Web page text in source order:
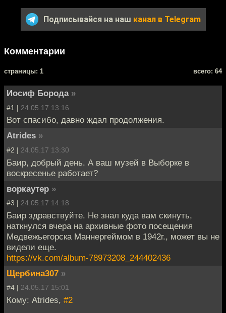
Подписывайся на наш канал в Telegram
Комментарии
cтраницы: 1 всего: 64
Иосиф Борода »
#1 | 24.05.17 13:16
Вот спасибо, давно ждал продолжения.
Atrides »
#2 | 24.05.17 13:30
Баир, добрый день. А ваш музей в Выборке в
воскресенье работает?
воркаутер »
#3 | 24.05.17 14:18
Баир здравствуйте. Не знал куда вам скинуть,
наткнулся вчера на архивные фото посещения
Медвежьегорска Маннергеймом в 1942г., может вы не
видели еще.
https://vk.com/album-78973208_244402436
Щербина307 »
#4 | 24.05.17 15:01
Кому: Atrides, #2